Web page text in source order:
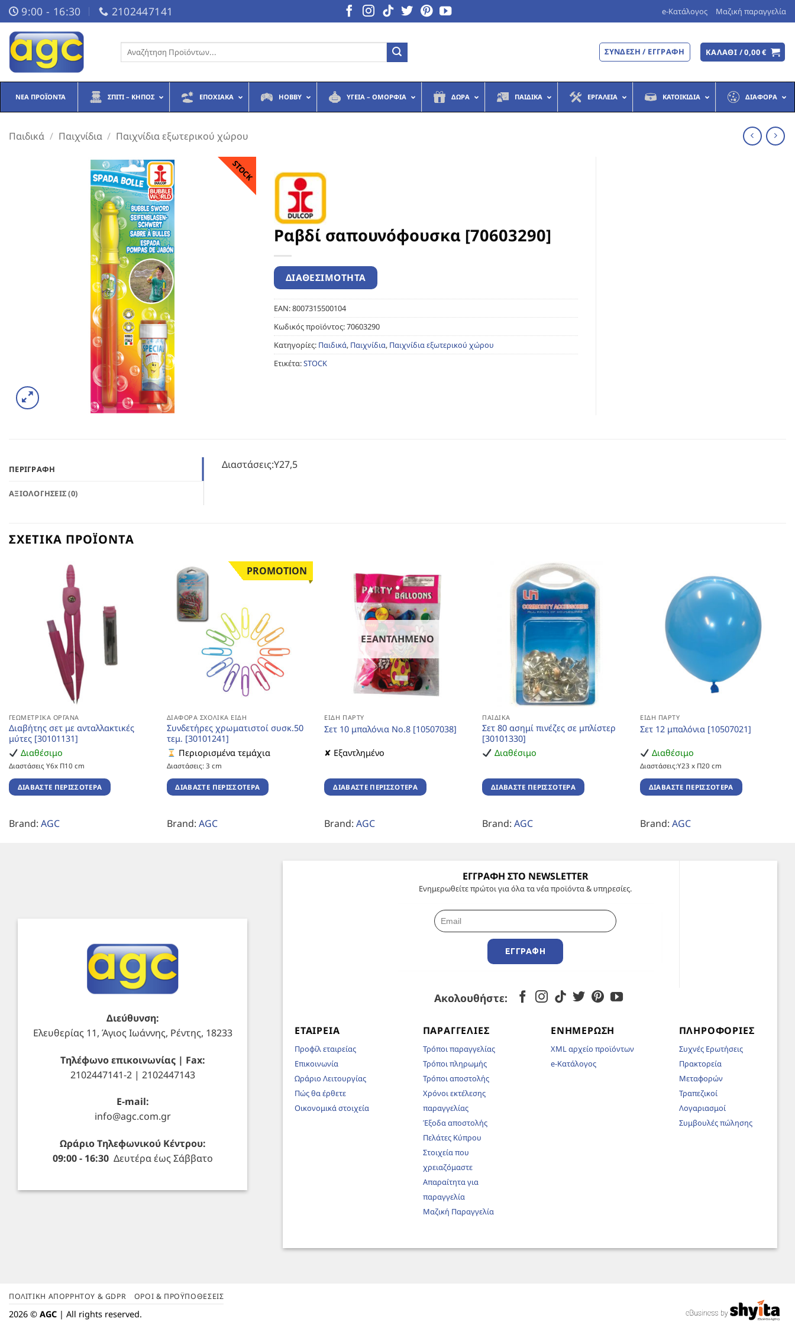
Μετάβαση
στο
περιεχόμενο
9:00 - 16:30 2102447141 e-Κατάλογος Μαζική παραγγελία
Αναζήτηση
ΣΎΝΔΕΣΗ / ΕΓΓΡΑΦΉ ΚΑΛΆΘΙ /0,00€
ΝΈΑ ΠΡΟΪΌΝΤΑ ΣΠΊΤΙ – ΚΉΠΟΣ ΕΠΟΧΙΑΚΆ HOBBY ΥΓΕΙΆ – ΟΜΟΡΦΙΆ ΔΏΡΑ ΠΑΙΔΙΚΆ ΕΡΓΑΛΕΊΑ ΚΑΤΟΙΚΊΔΙΑ ΔΙΆΦΟΡΑ
Παιδικά / Παιχνίδια / Παιχνίδια εξωτερικού χώρου
STOCK
Ραβδί σαπουνόφουσκα [70603290]
EAN:8007315500104
Κωδικός προϊόντος:70603290
Κατηγορίες: Παιδικά, Παιχνίδια, Παιχνίδια εξωτερικού χώρου
Ετικέτα:STOCK
ΠΕΡΙΓΡΑΦΉ
ΑΞΙΟΛΟΓΉΣΕΙΣ (0)
Διαστάσεις:Υ27,5
ΣΧΕΤΙΚΆ ΠΡΟΪΌΝΤΑ
ΓΕΩΜΕΤΡΙΚΆ ΌΡΓΑΝΑ
Διαβήτης σετ με ανταλλακτικές
μύτες [30101131]
Διαθέσιμο
Διαστάσεις Υ6x Π10 cm
ΔΙΑΒΆΣΤΕ ΠΕΡΙΣΣΌΤΕΡΑ
Brand: AGC
PROMOTION
ΔΙΆΦΟΡΑ ΣΧΟΛΙΚΆ ΕΊΔΗ
Συνδετήρες χρωματιστοί συσκ.50
τεμ. [30101241]
Περιορισμένα τεμάχια
Διαστάσεις: 3 cm
ΔΙΑΒΆΣΤΕ ΠΕΡΙΣΣΌΤΕΡΑ
Brand: AGC
ΕΞΑΝΤΛΗΜΈΝΟ
ΕΊΔΗ ΠΆΡΤΥ
Σετ 10 μπαλόνια Νο.8 [10507038]
✘ Εξαντλημένο
ΔΙΑΒΆΣΤΕ ΠΕΡΙΣΣΌΤΕΡΑ
Brand:AGC
ΠΑΙΔΙΚΆ
Σετ 80 ασημί πινέζες σε μπλίστερ
[30101330]
Διαθέσιμο
ΔΙΑΒΆΣΤΕ ΠΕΡΙΣΣΌΤΕΡΑ
Brand:AGC
ΕΊΔΗ ΠΆΡΤΥ
Σετ 12 μπαλόνια [10507021]
Διαθέσιμο
Διαστάσεις:Υ23 x Π20 cm
ΔΙΑΒΆΣΤΕ ΠΕΡΙΣΣΌΤΕΡΑ
Brand: AGC
Διεύθυνση:
Ελευθερίας 11, Άγιος Ιωάννης, Ρέντης, 18233
Τηλέφωνο επικοινωνίας | Fax:
2102447141-2 | 2102447143
E-mail:
info@agc.com.gr
Ωράριο Τηλεφωνικού Κέντρου:
09:00 - 16:30Δευτέρα έως Σάββατο
ΕΓΓΡΑΦΗ ΣΤΟ NEWSLETTER
Ενημερωθείτε πρώτοι για όλα τα νέα προϊόντα & υπηρεσίες.
ΕΓΓΡΑΦΉ
Ακολουθήστε:
ΕΤΑΙΡΕΊΑ
Προφίλ εταιρείας
Επικοινωνία
Ωράριο Λειτουργίας
Πώς θα έρθετε
Οικονομικά στοιχεία
ΠΑΡΑΓΓΕΛΊΕΣ
Τρόποι παραγγελίας
Τρόποι πληρωμής
Τρόποι αποστολής
Χρόνοι εκτέλεσης
παραγγελίας
Έξοδα αποστολής
Πελάτες Κύπρου
Στοιχεία που
χρειαζόμαστε
Απαραίτητα για
παραγγελία
Μαζική Παραγγελία
ΕΝΗΜΈΡΩΣΗ
XML αρχείο προϊόντων
e-Κατάλογος
ΠΛΗΡΟΦΟΡΊΕΣ
Συχνές Ερωτήσεις
Πρακτορεία
Μεταφορών
Τραπεζικοί
Λογαριασμοί
Συμβουλές πώλησης
ΠΟΛΙΤΙΚΉ ΑΠΟΡΡΉΤΟΥ & GDPR ΌΡΟΙ & ΠΡΟΫΠΟΘΈΣΕΙΣ
2026 © AGC | All rights reserved.